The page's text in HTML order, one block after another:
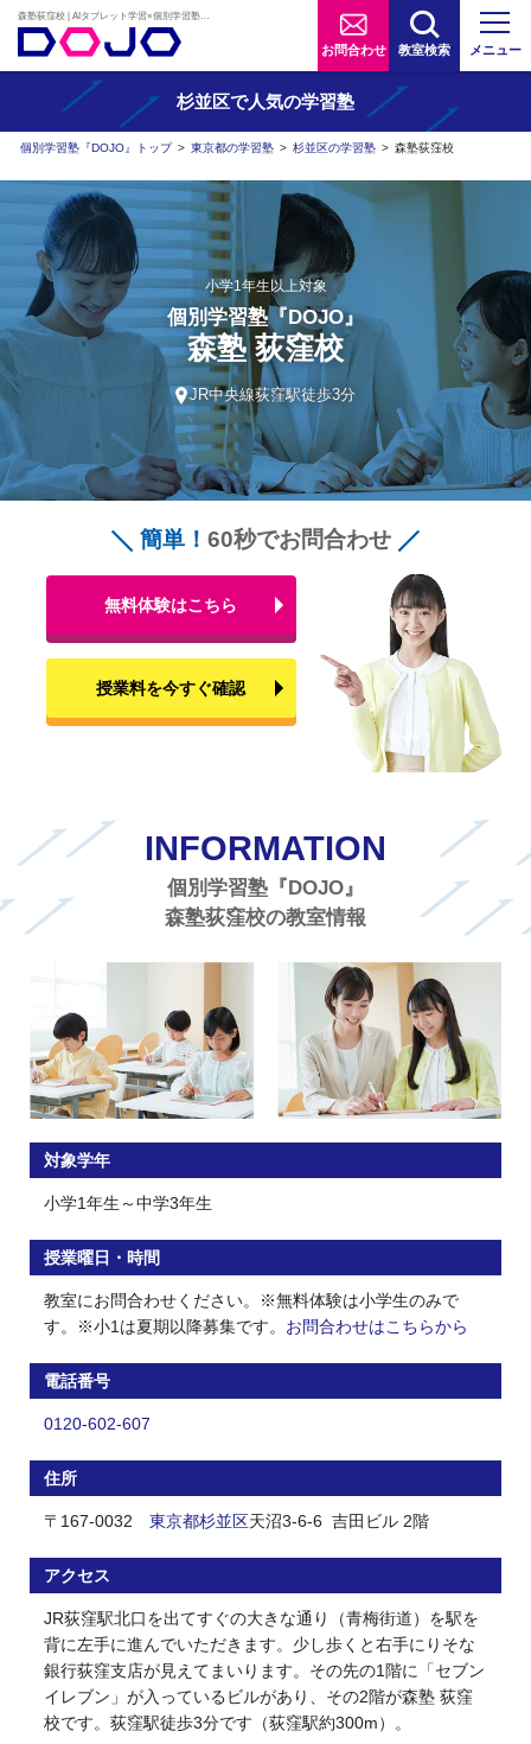
お問合わせ 教室検索 メニュー
杉並区で人気の学習塾
個別学習塾『DOJO』トップ > 東京都の学習塾 > 杉並区の学習塾 > 森塾荻窪校
小学1年生以上対象
個別学習塾『DOJO』
森塾 荻窪校
JR中央線荻窪駅徒歩3分
簡単！ 60秒でお問合わせ
無料体験はこちら
授業料を今すぐ確認
INFORMATION
個別学習塾『DOJO』
森塾荻窪校の教室情報
対象学年
小学1年生～中学3年生
授業曜日・時間
教室にお問合わせください。※無料体験は小学生のみで
す。※小1は夏期以降募集です。 お問合わせはこちらから
電話番号
0120-602-607
住所
〒167-0032 東京都杉並区天沼3-6-6 吉田ビル 2階
アクセス
JR荻窪駅北口を出てすぐの大きな通り（青梅街道）を駅を
背に左手に進んでいただきます。少し歩くと右手にりそな
銀行荻窪支店が見えてまいります。その先の1階に「セブン
イレブン」が入っているビルがあり、その2階が森塾 荻窪
校です。荻窪駅徒歩3分です（荻窪駅約300m）。